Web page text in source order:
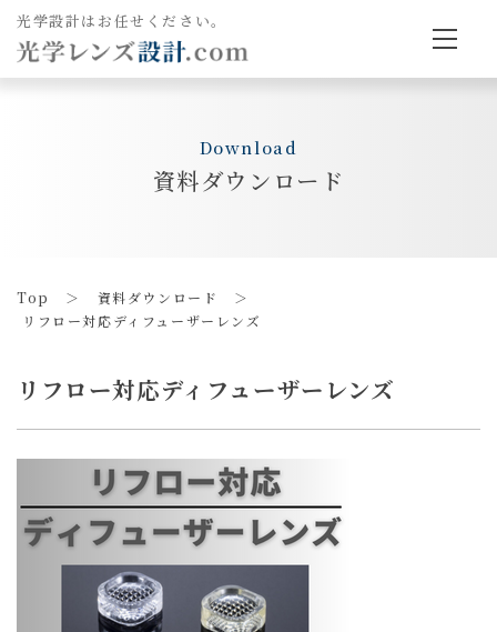
光学設計はお任せください。
Download
資料ダウンロード
Top
資料ダウンロード
リフロー対応ディフューザーレンズ
リフロー対応ディフューザーレンズ